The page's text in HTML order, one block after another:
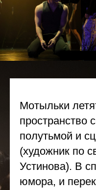
Мотыльки
пространство
полутьмой и
(художник по
Устинова). В
юмора, и